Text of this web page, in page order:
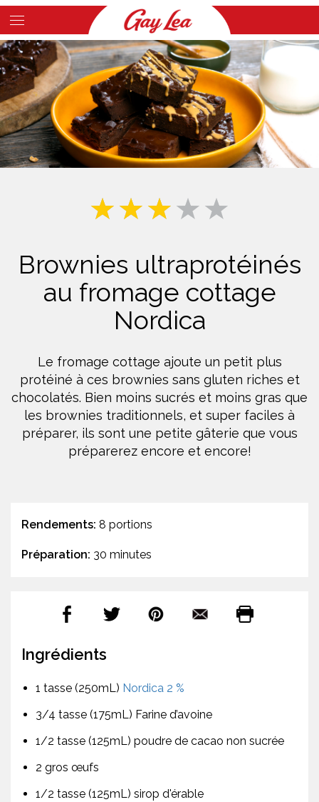
Skip
to
main
content
Main
Content
Brownies ultraprotéinés
au fromage cottage
Nordica
Le fromage cottage ajoute un petit plus
protéiné à ces brownies sans gluten riches et
chocolatés. Bien moins sucrés et moins gras que
les brownies traditionnels, et super faciles à
préparer, ils sont une petite gâterie que vous
préparerez encore et encore!
Rendements: 8 portions
Préparation: 30 minutes
Ingrédients
1 tasse (250mL) Nordica 2 %
3/4 tasse (175mL) Farine d’avoine
1/2 tasse (125mL) poudre de cacao non sucrée
2 gros œufs
1/2 tasse (125mL) sirop d'érable